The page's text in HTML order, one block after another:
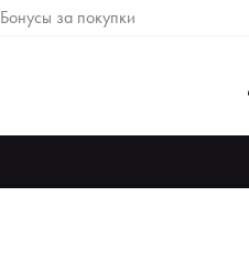
Бонусы за покупки